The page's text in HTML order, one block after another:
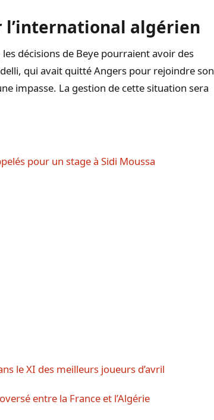
algérien
décisions de Beye pourraient avoir des
qui avait quitté Angers pour rejoindre son
impasse. La gestion de cette situation sera
pour un stage à Sidi Moussa
le XI des meilleurs joueurs d’avril
entre la France et l’Algérie